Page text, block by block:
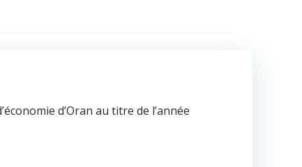
d’Oran au titre de l’année